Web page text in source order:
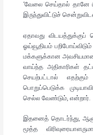
‘வேலை செய்தால் தானே
இருந்துவிட்டுச்
ஏதாவது விடயத்துக்குப்
ஓய்வூதியம்
மக்களுக்கான
வாய்ந்த அதிகாரிகள்
செயற்பட்டால்
பொறுப்பெடுக்க
செல்ல வேண்டும், என்றார்.
இதனைத் தொடர்ந்து,
மூத்த